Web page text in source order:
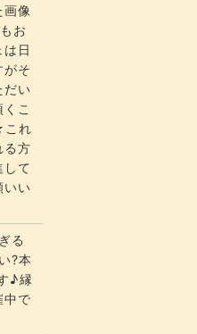
像
お
日
がそ
だい
こ
これ
る方
て
いい
る
?本
♪縁
中で